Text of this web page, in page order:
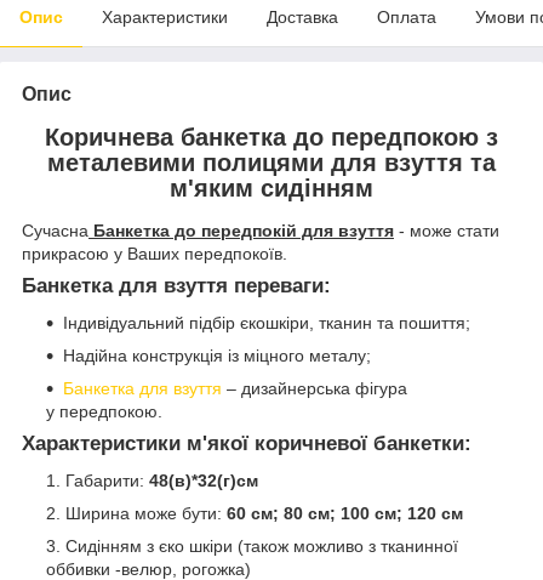
Опис Характеристики Доставка Оплата Умови
Опис
Коричнева банкетка до передпокою з
металевими полицями для взуття та
м'яким сидінням
Сучасна Банкетка до передпокій для взуття - може стати
прикрасою у Ваших передпокоїв.
Банкетка для взуття переваги:
Індивідуальний підбір єкошкіри, тканин та пошиття;
Надійна конструкція із міцного металу;
Банкетка для взуття – дизайнерська фігура
у передпокою.
Характеристики м'якої коричневої банкетки:
Габарити: 48(в)*32(г)см
Ширина може бути: 60 см; 80 см; 100 см; 120 см
Сидінням з єко шкіри (також можливо з тканинної
оббивки -велюр, рогожка)